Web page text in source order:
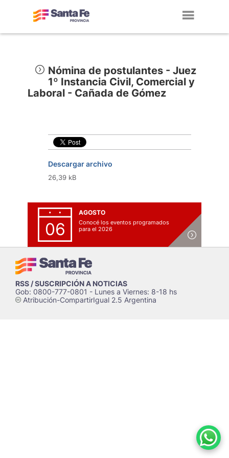
Nómina de postulantes - Juez
1º Instancia Civil, Comercial y
Laboral - Cañada de Gómez
Descargar archivo
26,39 kB
06
AGOSTO
Conocé los eventos programados
para el 2026
RSS / SUSCRIPCIÓN A NOTICIAS
Gob: 0800-777-0801 - Lunes a Viernes: 8-18 hs
cAtribución-CompartirIgual 2.5 Argentina